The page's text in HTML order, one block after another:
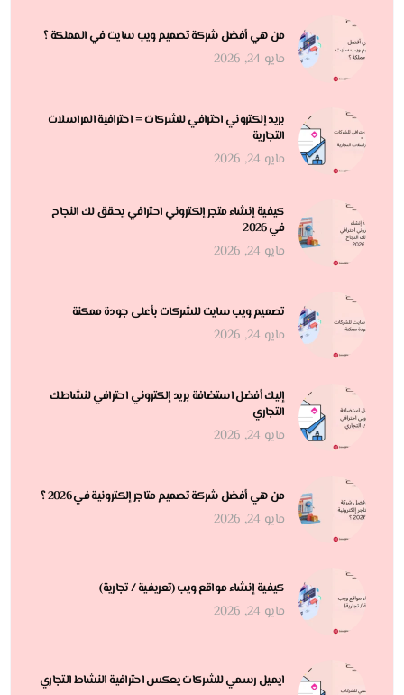
من هي أفضل شركة تصميم ويب سايت في المملكة ؟
مايو 24, 2026
بريد إلكتروني احترافي للشركات = احترافية المراسلات
التجارية
مايو 24, 2026
كيفية إنشاء متجر إلكتروني احترافي يحقق لك النجاح
في 2026
مايو 24, 2026
تصميم ويب سايت للشركات بأعلى جودة ممكنة
مايو 24, 2026
إليك أفضل استضافة بريد إلكتروني احترافي لنشاطك
التجاري
مايو 24, 2026
من هي أفضل شركة تصميم متاجر إلكترونية في 2026 ؟
مايو 24, 2026
كيفية إنشاء مواقع ويب (تعريفية / تجارية)
مايو 24, 2026
ايميل رسمي للشركات يعكس احترافية النشاط التجاري